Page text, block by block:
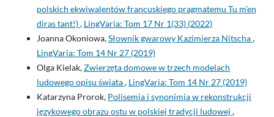
polskich ekwiwalentów francuskiego pragmatemu Tu m’en
diras tant!), LingVaria: Tom 17 Nr 1(33) (2022)
Joanna Okoniowa,Słownik gwarowy Kazimierza Nitscha,
LingVaria: Tom 14 Nr 27 (2019)
Olga Kielak,Zwierzęta domowe w trzech modelach
ludowego opisu świata, LingVaria: Tom 14 Nr 27 (2019)
Katarzyna Prorok, Polisemia i synonimia w rekonstrukcji
językowego obrazu ostu w polskiej tradycji ludowej ,